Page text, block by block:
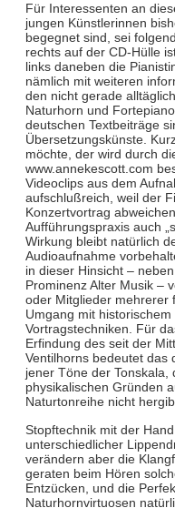
Für Interessenten an
jungen Künstlerinnen
begegnet sind, sei
rechts auf der CD-Hülle
links daneben die
nämlich mit weiteren
den nicht gerade
Naturhorn und
deutschen Textbeiträge
Übersetzungskünste.
möchte, der wird durch
www.annekescott.com
Videoclips aus dem
aufschlußreich, weil der
Konzertvortrag
Aufführungspraxis auch
Wirkung bleibt natürlich
Audioaufnahme
in dieser Hinsicht –
Prominenz Alter Musik –
oder Mitglieder mehrerer
Umgang mit
Vortragstechniken. Für
Erfindung des seit der
Ventilhorns bedeutet das
jener Töne der Tonskala,
physikalischen Gründen
Naturtonreihe nicht
Stopftechnik mit der
unterschiedlicher
verändern aber die
geraten beim Hören
Entzücken, und die
Naturhornvirtuosen